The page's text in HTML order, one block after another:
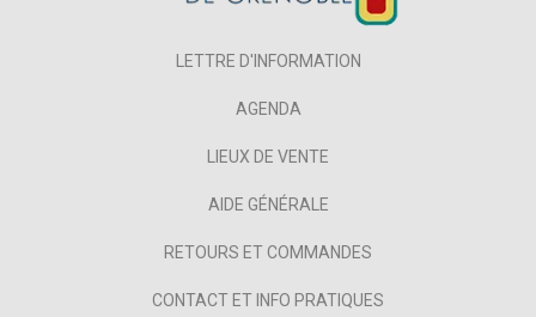
LETTRE D'INFORMATION
AGENDA
LIEUX DE VENTE
AIDE GÉNÉRALE
RETOURS ET COMMANDES
CONTACT ET INFO PRATIQUES